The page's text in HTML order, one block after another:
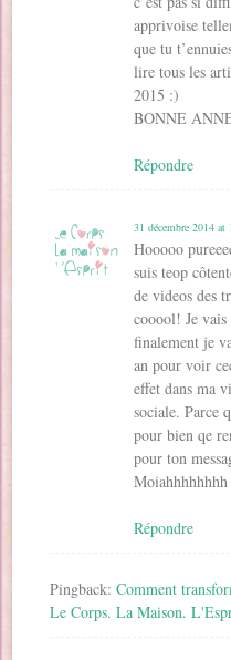
apprivoise
que tu
lire tous les
2015 :)
BONNE
Répondre
31 décembre 2014
Hooooo
suis teop
de videos des
cooool! Je
finalement je
an pour voir
effet dans ma
sociale. Parce
pour bien qe
pour ton
Moiahhhhhhhh
Répondre
Pingback:Comment
Le Corps. La Maison.